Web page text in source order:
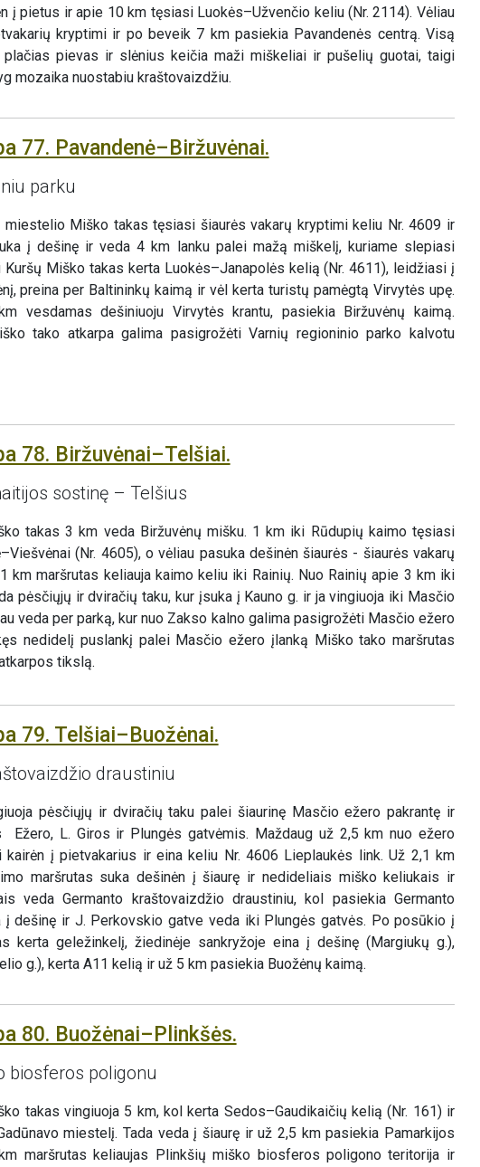
į pietus ir apie 10 km tęsiasi Luokės–Užvenčio keliu (Nr. 2114). Vėliau
kryptimi ir po beveik 7 km pasiekia Pavandenės centrą. Visą
pievas ir slėnius keičia maži miškeliai ir pušelių guotai, taigi
mozaika nuostabiu kraštovaizdžiu.
77. Pavandenė–Biržuvėnai.
parku
miestelio Miško takas tęsiasi šiaurės vakarų kryptimi keliu Nr. 4609 ir
į dešinę ir veda 4 km lanku palei mažą miškelį, kuriame slepiasi
Kuršų Miško takas kerta Luokės–Janapolės kelią (Nr. 4611), leidžiasi į
preina per Baltininkų kaimą ir vėl kerta turistų pamėgtą Virvytės upę.
vesdamas dešiniuoju Virvytės krantu, pasiekia Biržuvėnų kaimą.
tako atkarpa galima pasigrožėti Varnių regioninio parko kalvotu
78. Biržuvėnai–Telšiai.
sostinę – Telšius
takas 3 km veda Biržuvėnų mišku. 1 km iki Rūdupių kaimo tęsiasi
(Nr. 4605), o vėliau pasuka dešinėn šiaurės - šiaurės vakarų
km maršrutas keliauja kaimo keliu iki Rainių. Nuo Rainių apie 3 km iki
pėsčiųjų ir dviračių taku, kur įsuka į Kauno g. ir ja vingiuoja iki Masčio
veda per parką, kur nuo Zakso kalno galima pasigrožėti Masčio ežero
nedidelį puslankį palei Masčio ežero įlanką Miško tako maršrutas
tikslą.
79. Telšiai–Buožėnai.
draustiniu
pėsčiųjų ir dviračių taku palei šiaurinę Masčio ežero pakrantę ir
Ežero, L. Giros ir Plungės gatvėmis. Maždaug už 2,5 km nuo ežero
kairėn į pietvakarius ir eina keliu Nr. 4606 Lieplaukės link. Už 2,1 km
maršrutas suka dešinėn į šiaurę ir nedideliais miško keliukais ir
veda Germanto kraštovaizdžio draustiniu, kol pasiekia Germanto
į dešinę ir J. Perkovskio gatve veda iki Plungės gatvės. Po posūkio į
kerta geležinkelį, žiedinėje sankryžoje eina į dešinę (Margiukų g.),
g.), kerta A11 kelią ir už 5 km pasiekia Buožėnų kaimą.
80. Buožėnai–Plinkšės.
biosferos poligonu
takas vingiuoja 5 km, kol kerta Sedos–Gaudikaičių kelią (Nr. 161) ir
miestelį. Tada veda į šiaurę ir už 2,5 km pasiekia Pamarkijos
maršrutas keliaujas Plinkšių miško biosferos poligono teritorija ir